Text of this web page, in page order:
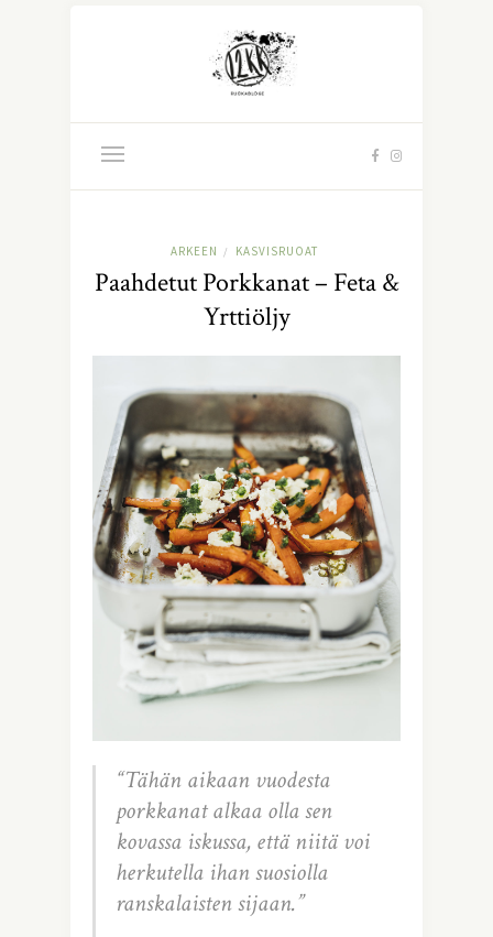
ARKEEN / KASVISRUOAT
Paahdetut Porkkanat – Feta &
Yrttiöljy
“Tähän aikaan vuodesta
porkkanat alkaa olla sen
kovassa iskussa, että niitä voi
herkutella ihan suosiolla
ranskalaisten sijaan.”